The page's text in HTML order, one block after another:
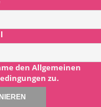
den Allgemeinen
zu.